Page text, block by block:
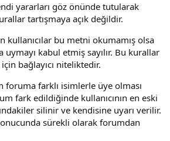
yararları göz önünde tutularak
tartışmaya açık değildir.
kullanıcılar bu metni okumamış olsa
kabul etmiş sayılır. Bu kurallar
bağlayıcı niteliktedir.
foruma farklı isimlerle üye olması
fark edildiğinde kullanıcının en eski
silinir ve kendisine uyarı verilir.
sürekli olarak forumdan